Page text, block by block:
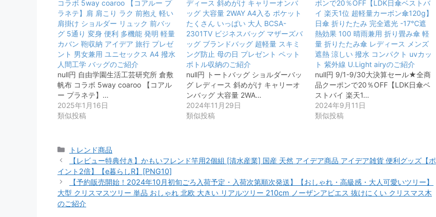
コラボ 5way coaroo 【コアルー プ
ラネテ】肩 肩こり ラク 前抱え 軽い
肩掛け ショルダー リュック 前バッ
グ 5通り 変身 便利 多機能 発明 軽量
カバン 鞄収納 アイデア 旅行 プレゼ
ント 男女兼用 ユニセックス A4 撥水
人間工学 バッグのご紹介
null円 自由学園生活工芸研究所 倉敷
帆布 コラボ 5way coaroo 【コアル
ー プラネテ】…
2025年1月16日
類似投稿
ディース 斜めがけ キャリーオンバ
ッグ 大容量 2WAY A4入る ポケット
たくさん いっぱい 大人 BCSA-
2301TV ビジネスバッグ マザーズバ
ッグ ブランドバッグ 超軽量 スキミ
ング防止 母の日 プレゼント ペット
ボトル収納のご紹介
null円 トートバッグ ショルダーバッ
グ レディース 斜めがけ キャリーオ
ンバッグ 大容量 2WA…
2024年11月29日
類似投稿
ポンで20％OFF【LDK日傘ベストバ
イ 楽天1位 超軽量カーボン傘120g】
日傘 折りたたみ 完全遮光 -17℃遮
熱効果 100 晴雨兼用 折り畳み傘 軽
量 折りたたみ傘 レディース メンズ
遮熱 涼しい 撥水 コンパクト uvカッ
ト 紫外線 U.Light airyのご紹介
null円 9/1-9/30大決算セール★全商
品クーポンで20％OFF【LDK日傘ベ
ストバイ 楽天1…
2024年9月11日
類似投稿
カ
テ
ゴ
リ
ー
トレンド商品
【レビュー特典付き】かもいフレンド竿用2個組 [清水産業] 国産 天然 アイデア商品 アイデア雑貨 便利グッズ【ポ
イント2倍】【e暮らしR】[PNG10]
【予約販売開始！2024年10月初旬ごろ入荷予定・入荷次第順次発送】【おしゃれ・高級感・大人可愛いツリー】
大型 クリスマスツリー 単品 おしゃれ 北欧 大きい リアルツリー 210cm ノーザンアビエス 抜けにくい クリスマス木
のご紹介